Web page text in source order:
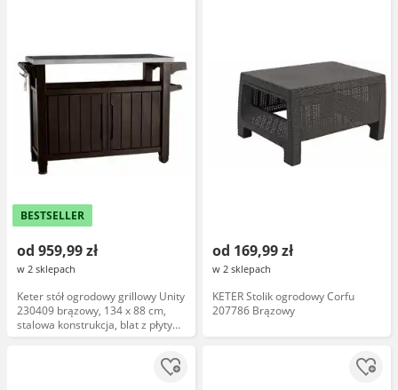
BESTSELLER
od 959,99 zł
w 2 sklepach
Keter stół ogrodowy grillowy Unity
230409 brązowy, 134 x 88 cm,
stalowa konstrukcja, blat z płyty
MDF, odporność na warunki
od 169,99 zł
w 2 sklepach
KETER Stolik ogrodowy Corfu
207786 Brązowy